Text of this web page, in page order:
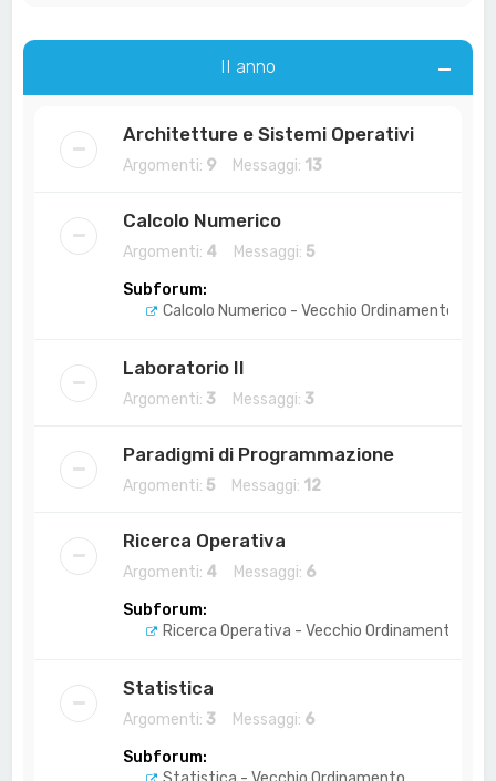
II anno
Architetture e Sistemi Operativi
Argomenti: 9 Messaggi: 13
Calcolo Numerico
Argomenti: 4 Messaggi: 5
Subforum:
Calcolo Numerico - Vecchio Ordinamento
Laboratorio II
Argomenti: 3 Messaggi: 3
Paradigmi di Programmazione
Argomenti: 5 Messaggi: 12
Ricerca Operativa
Argomenti: 4 Messaggi: 6
Subforum:
Ricerca Operativa - Vecchio Ordinamento
Statistica
Argomenti: 3 Messaggi: 6
Subforum: